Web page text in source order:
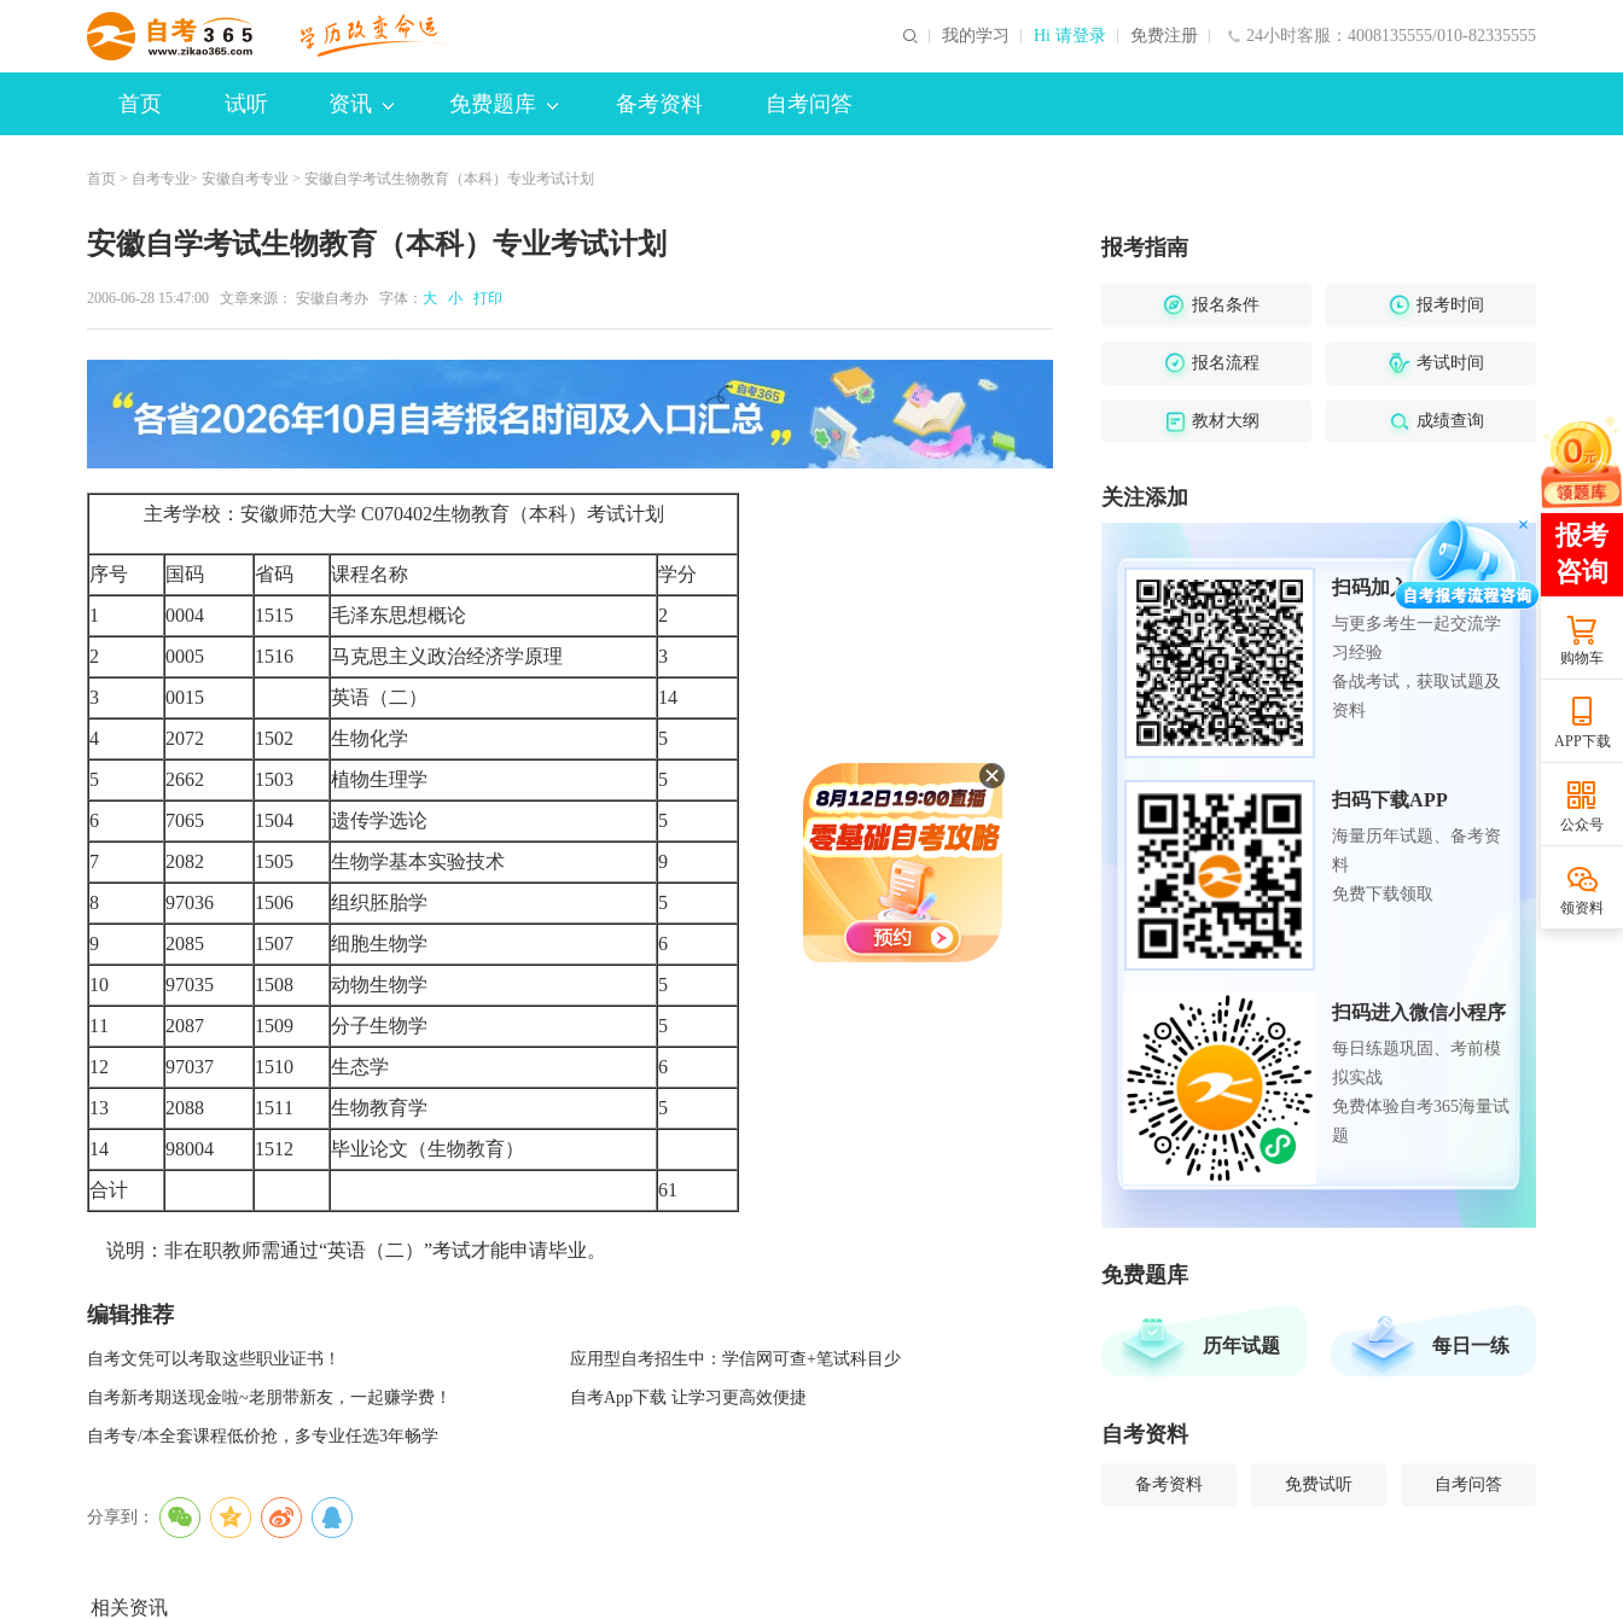
24小时客服：4008135555/010-82335555
我的学习 Hi 请登录 免费注册
首页 试听 资讯 免费题库 备考资料 自考问答
首页 > 自考专业> 安徽自考专业 > 安徽自学考试生物教育（本科）专业考试计划
安徽自学考试生物教育（本科）专业考试计划
2006-06-28 15:47:00 文章来源： 安徽自考办 字体： 大 小 打印
主考学校：安徽师范大学 C070402生物教育（本科）考试计划
序号 国码 省码 课程名称
学分
1
0004 1515 毛泽东思想概论
2
2
0005 1516 马克思主义政治经济学原理
3
3
0015 英语（二）
14
4
2072 1502 生物化学
5
5
2662 1503 植物生理学
5
6
7065 1504 遗传学选论
5
7
2082 1505 生物学基本实验技术
9
8
97036 1506 组织胚胎学
5
9
2085 1507 细胞生物学
6
10
97035 1508 动物生物学
5
11
2087 1509 分子生物学
5
12
97037 1510 生态学
6
13
2088 1511 生物教育学
5
14
98004 1512
毕业论文（生物教育）
合计
61
说明：非在职教师需通过“英语（二）”考试才能申请毕业。
编辑推荐
自考文凭可以考取这些职业证书！ 应用型自考招生中：学信网可查+笔试科目少
自考新考期送现金啦~老朋带新友，一起赚学费！ 自考App下载 让学习更高效便捷
自考专/本全套课程低价抢，多专业任选3年畅学
分享到：
相关资讯
报考指南
报名条件 报考时间
报名流程 考试时间
教材大纲 成绩查询
关注添加
扫码加入备考交流群
与更多考生一起交流学
习经验
备战考试，获取试题及
资料
扫码下载APP
海量历年试题、备考资
料
免费下载领取
扫码进入微信小程序
每日练题巩固、考前模
拟实战
免费体验自考365海量试
题
免费题库
历年试题 每日一练
自考资料
备考资料 免费试听 自考问答
购物车
APP下载
公众号
领资料